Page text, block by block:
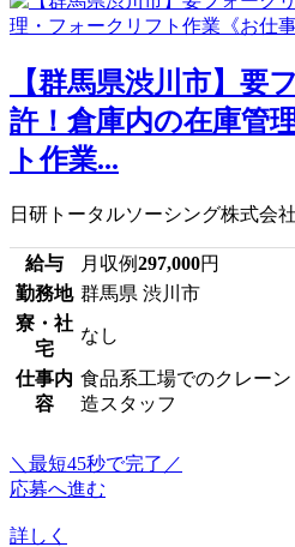
【群馬県渋川市】要
許！倉庫内の在庫管
ト作業...
日研トータルソーシング株式会社
給与 月収例297,000円
勤務地 群馬県 渋川市
寮・社
宅
なし
仕事内
容
食品系工場でのクレー
造スタッフ
＼最短45秒で完了／
応募へ進む
詳しく